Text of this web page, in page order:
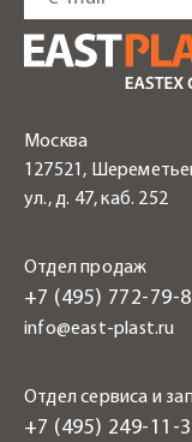
Москва
127521,
ул., д. 47, каб. 252
Отдел продаж
+7 (495) 772-79-
info@east-plast.ru
Отдел сервиса и
+7 (495) 249-11-